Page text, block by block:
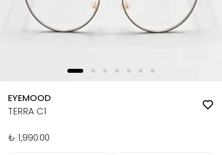
EYEMOOD
TERRA C1
₺ 1,990.00